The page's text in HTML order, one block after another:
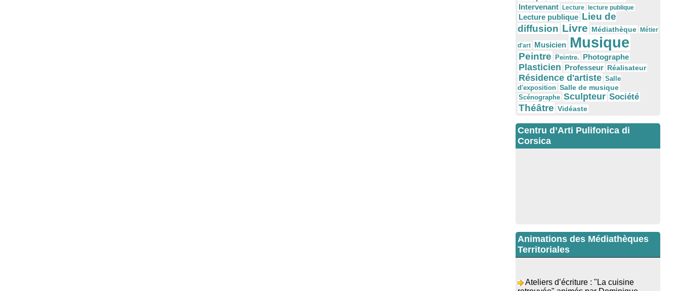
Intervenant Lecture lecture publique
Lecture publique Lieu de
diffusion Livre Médiathèque Métier
d'art Musicien Musique
Peintre Peintre. Photographe
Plasticien Professeur Réalisateur
Résidence d'artiste Salle
d'exposition Salle de musique
Scénographe Sculpteur Société
Théâtre Vidéaste
Centru d’Arti Pulifonica di
Corsica
Animations des Médiathèques
Territoriales
retrouvée" animés par Dominique